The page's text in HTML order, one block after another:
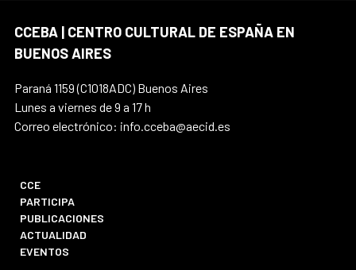
CCEBA | CENTRO CULTURAL DE ESPAÑA EN
BUENOS AIRES
Paraná 1159 (C1018ADC) Buenos Aires
Lunes a viernes de 9 a 17 h
Correo electrónico: info.cceba@aecid.es
CCE
PARTICIPA
PUBLICACIONES
ACTUALIDAD
EVENTOS